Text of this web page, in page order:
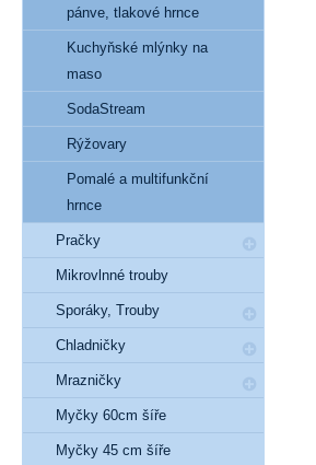
pánve, tlakové hrnce
Kuchyňské mlýnky na
maso
SodaStream
Rýžovary
Pomalé a multifunkční
hrnce
Pračky
Mikrovlnné trouby
Sporáky, Trouby
Chladničky
Mrazničky
Myčky 60cm šíře
Myčky 45 cm šíře